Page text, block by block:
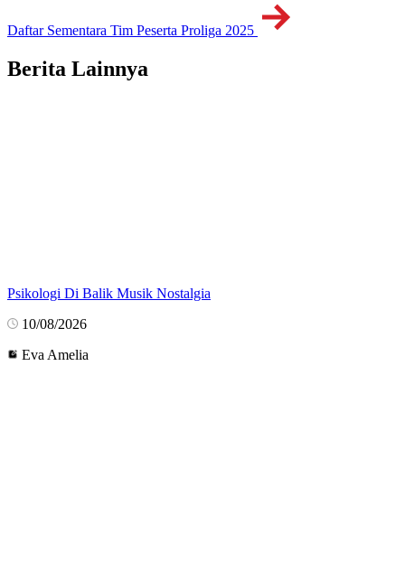
Daftar Sementara Tim Peserta Proliga 2025
Berita Lainnya
Psikologi Di Balik Musik Nostalgia
10/08/2026
Eva Amelia